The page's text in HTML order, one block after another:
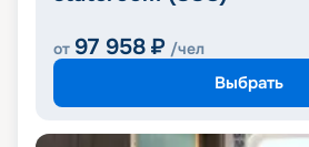
от 97 958 ₽ /чел
Выбрать